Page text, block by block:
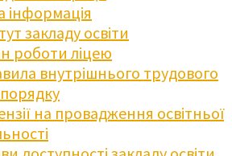
інформація
закладу освіти
роботи ліцею
внутрішнього трудового
на провадження освітньої